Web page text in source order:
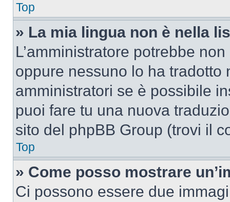
Top
» La mia lingua non è nella
L’amministratore potrebbe
oppure nessuno lo ha
amministratori se è possibile
puoi fare tu una nuova
sito del phpBB Group (trovi il
Top
» Come posso mostrare
Ci possono essere due